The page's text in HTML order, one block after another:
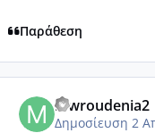
Παράθεση
mwroudenia2
Δημοσίευση 2